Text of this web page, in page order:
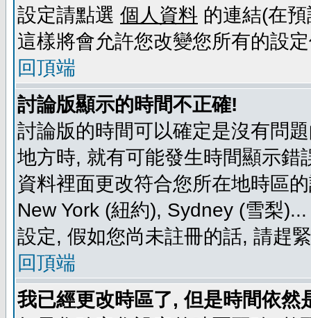
設定請點選 個人資料 的連結(在
這樣將會允許您改變您所有的設
回頂端
討論版顯示的時間不正確!
討論版的時間可以確定是沒有問
地方時, 就有可能發生時間顯示
資料裡面更改符合您所在地時區
New York (紐約), Sydney (雪梨
設定, 假如您尚未註冊的話, 請趕
回頂端
我已經更改時區了, 但是時間依然